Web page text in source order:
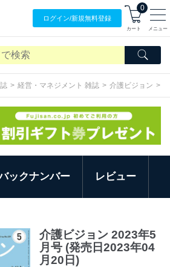
ログイン/新規無料登録
0
カート メニュー
経営・マネジメント 雑誌 介護ビジョン
ックナンバー レビュー
介護ビジョン 2023年5
月号 (発売日2023年04
月20日)